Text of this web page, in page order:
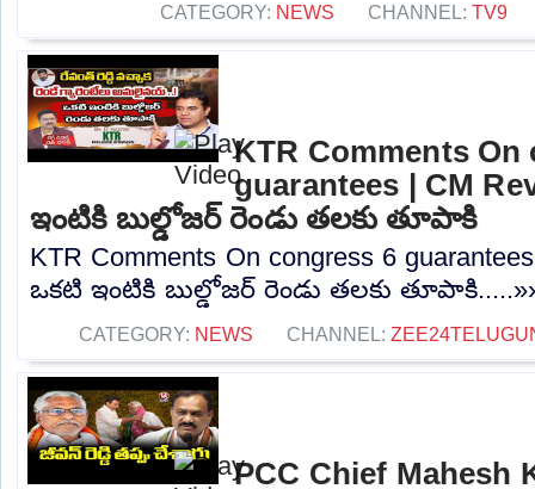
CATEGORY: NEWS CHANNEL: TV9
KTR Comments On
guarantees | CM
ఇంటికి బుల్డోజర్ రెండు తలకు తూపాకి
KTR Comments On congress 6
ఒకటి ఇంటికి బుల్డోజర్ రెండు తలకు
CATEGORY: NEWS CHANNEL:
PCC Chief Mahesh